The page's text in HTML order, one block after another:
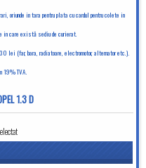
oriunde in tara pentru plata cu cardul pentru colete in
care există sediu de curierat.
(far, bara, radiatoare, electromotor, alternator etc.).
19% TVA.
1.3 D